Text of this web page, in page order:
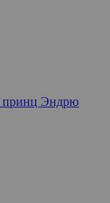
принц Эндрю